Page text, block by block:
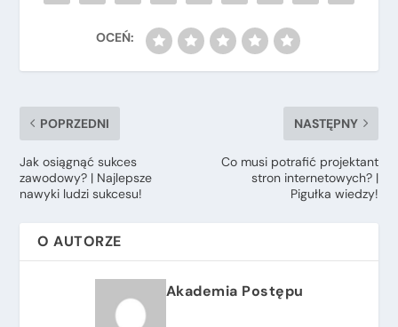
POPRZEDNI
Jak osiągnąć sukces
zawodowy? | Najlepsze
nawyki ludzi sukcesu!
NASTĘPNY
Co musi potrafić projektant
stron internetowych? |
Pigułka wiedzy!
O AUTORZE
Akademia Postępu